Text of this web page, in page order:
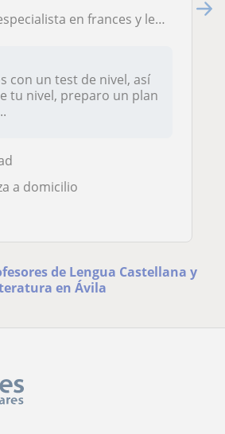
castellana. Soy prifesora de Enseñanza Secundaria, Bachillerato y de Universidad.
con un test de nivel, así
tu nivel, preparo un plan
a domicilio
de Lengua Castellana y
en Ávila